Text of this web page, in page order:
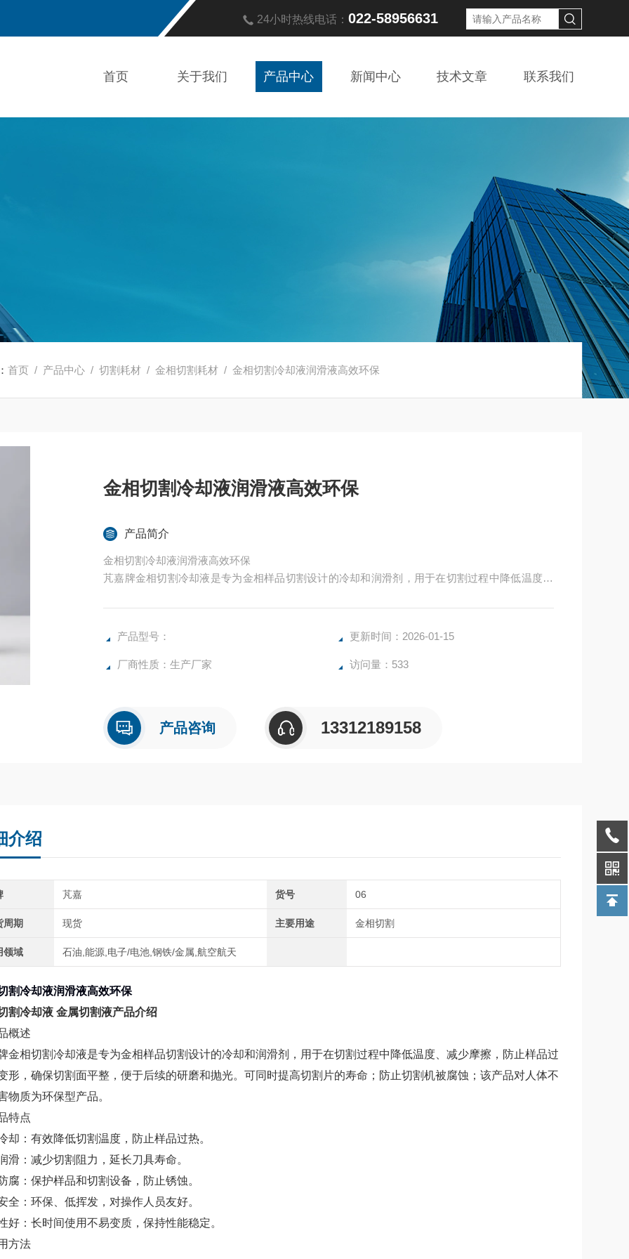
24小时热线电话： 022-58956631
首页 关于我们 产品中心 新闻中心 技术文章 联系我们
首页 / 产品中心 /切割耗材 /金相切割耗材 / 金相切割冷却液润滑液高效环保
金相切割冷却液润滑液高效环保
产品简介
金相切割冷却液润滑液高效环保
芃嘉牌金相切割冷却液是专为金相样品切割设计的冷却和润滑剂，用于在切割过程中降低温度、
产品型号：
更新时间：2026-01-15
厂商性质：生产厂家 访问量：533
产品咨询 13312189158
介绍
芃嘉 货号 06
周期 现货 主要用途 金相切割
领域 石油,能源,电子/电池,钢铁/金属,航空航天
割冷却液润滑液高效环保
割冷却液 金属切割液产品介绍
概述
金相切割冷却液是专为金相样品切割设计的冷却和润滑剂，用于在切割过程中降低温度、减少摩擦，防止样品过
形，确保切割面平整，便于后续的研磨和抛光。 可同时提高切割片的寿命；防止切割机被腐蚀；该产品对人体不
物质为环保型产品。
特点
却：有效降低切割温度，防止样品过热。
滑：减少切割阻力，延长刀具寿命。
腐：保护样品和切割设备，防止锈蚀。
全：环保、低挥发，对操作人员友好。
好：长时间使用不易变质，保持性能稳定。
方法